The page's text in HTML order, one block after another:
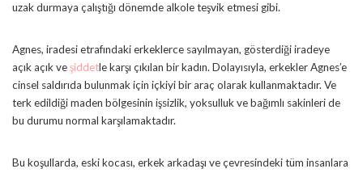
uzak durmaya çalıştığı dönemde alkole teşvik etmesi gibi.
Agnes, iradesi etrafındaki erkeklerce sayılmayan, gösterdiği iradeye
açık açık veşiddetle karşı çıkılan bir kadın. Dolayısıyla, erkekler Agnes’e
cinsel saldırıda bulunmak için içkiyi bir araç olarak kullanmaktadır. Ve
terk edildiği maden bölgesinin işsizlik, yoksulluk ve bağımlı sakinleri de
bu durumu normal karşılamaktadır.
Bu koşullarda, eski kocası, erkek arkadaşı ve çevresindeki tüm insanlara